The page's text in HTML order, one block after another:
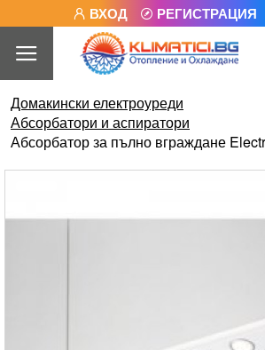
ВХОД РЕГИСТРАЦИЯ
Домакински електроуреди
Абсорбатори и аспиратори
Абсорбатор за пълно вграждане